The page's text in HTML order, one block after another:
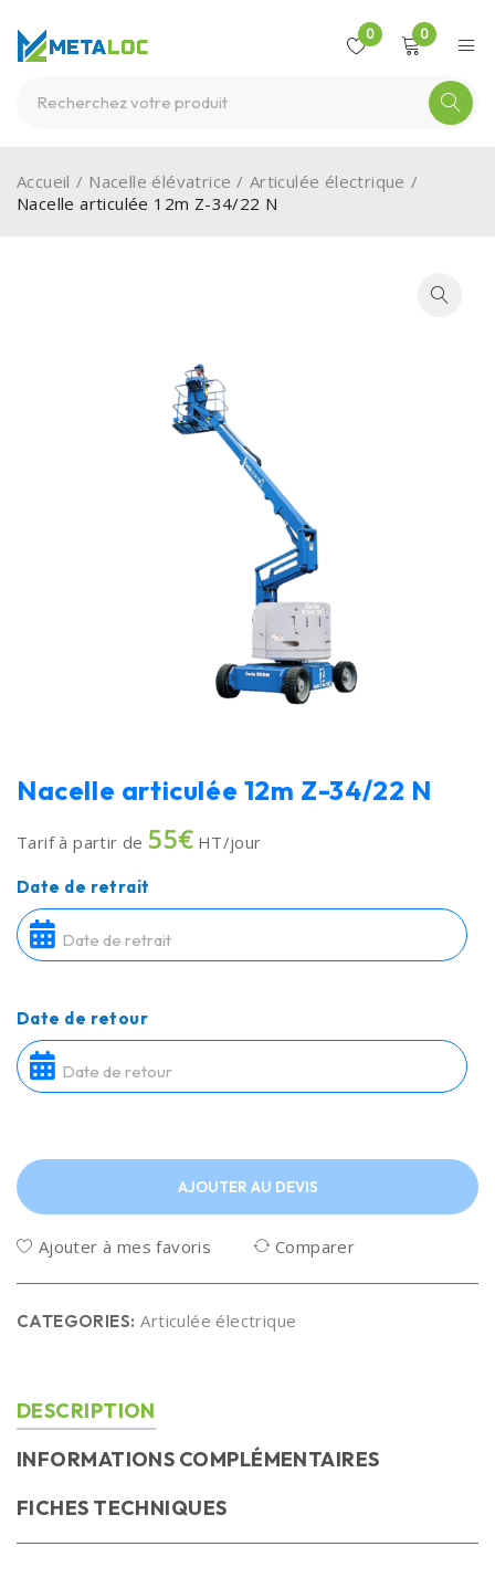
0 0
Accueil / Nacelle élévatrice / Articulée électrique /
Nacelle articulée 12m Z-34/22 N
Nacelle articulée 12m Z-34/22 N
Tarif à partir de 55€HT/jour
Date de retrait
Date de retour
AJOUTER AU DEVIS
Ajouter à mes favoris Comparer
CATEGORIES: Articulée électrique
DESCRIPTION
INFORMATIONS COMPLÉMENTAIRES
FICHES TECHNIQUES